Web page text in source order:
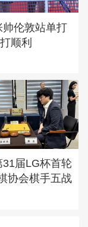
帅伦敦站单打
顺利
31届LG杯首轮
协会棋手五战